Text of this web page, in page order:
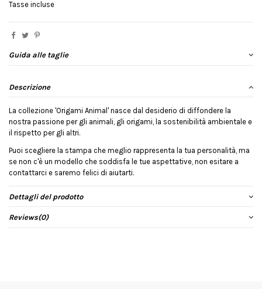
Tasse incluse
Guida alle taglie
Descrizione
La collezione 'Origami Animal' nasce dal desiderio di diffondere la
nostra passione per gli animali, gli origami, la sostenibilità ambientale e
il rispetto per gli altri.
Puoi scegliere la stampa che meglio rappresenta la tua personalità, ma
se non c'è un modello che soddisfa le tue aspettative, non esitare a
contattarci e saremo felici di aiutarti.
Dettagli del prodotto
Reviews(0)